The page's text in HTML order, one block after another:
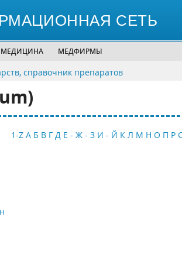
СЕТЬ
МЕДИЦИНА МЕДФИРМЫ
справочник препаратов
1-Z А Б В Г Д Е - Ж - З И - Й К Л М Н О П Р